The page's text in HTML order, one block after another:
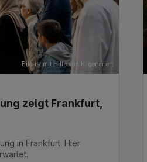
Bild ist mit Hilfe von KI generiert
Die Taunale bringt
bis Sonntag mit